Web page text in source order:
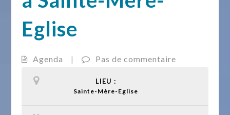
Eglise
Agenda | Pas de commentaire
LIEU :
Sainte-Mère-Eglise